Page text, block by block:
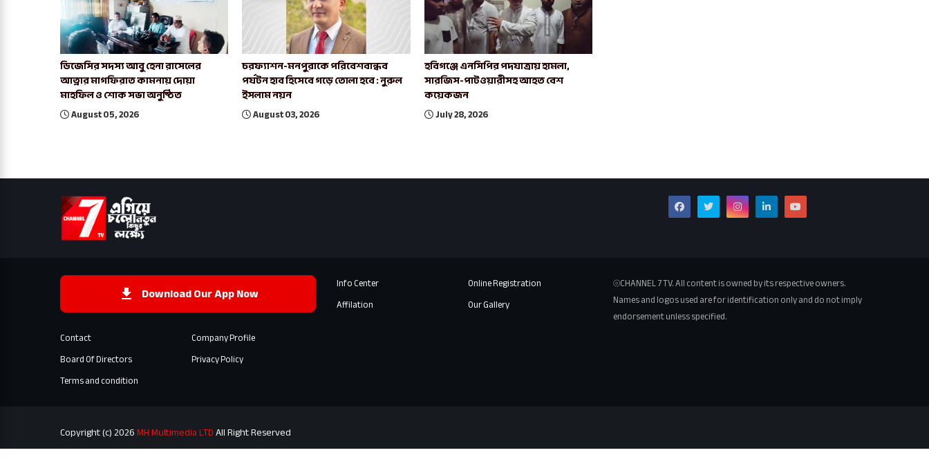
ডিজেসির সদস্য আবু হেনা রাসেলের
আত্নার মাগফিরাত কামনায় দোয়া
মাহফিল ও শোক সভা অনুষ্ঠিত
August 05, 2026
চরফ্যাশন-মনপুরাকে পরিবেশবান্ধব
পর্যটন হাব হিসেবে গড়ে তোলা হবে : নুরুল
ইসলাম নয়ন
August 03, 2026
হবিগঞ্জে এনসিপির পদযাত্রায় হামলা,
সারজিস-পাটওয়ারীসহ আহত বেশ
কয়েকজন
July 28, 2026
Download Our App Now
Contact
Company Profile
Board Of Directors
Privacy Policy
Terms and condition
Info Center
Online Registration
Affilation
Our Gallery
⦾CHANNEL 7 TV. All content is owned by its respective owners.
Names and logos used are for identification only and do not imply
endorsement unless specified.
Copyright (c) 2026MH Multimedia LTDAll Right Reserved